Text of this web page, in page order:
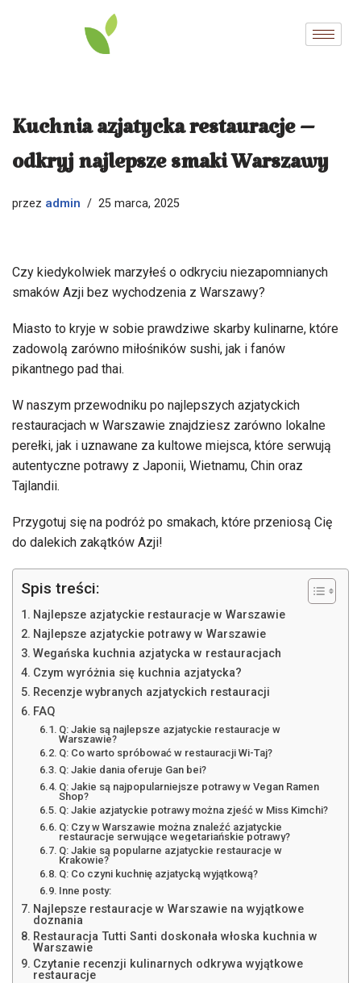
Kuchnia azjatycka restauracje –
odkryj najlepsze smaki Warszawy
przez admin 25 marca, 2025
Czy kiedykolwiek marzyłeś o odkryciu niezapomnianych
smaków Azji bez wychodzenia z Warszawy?
Miasto to kryje w sobie prawdziwe skarby kulinarne, które
zadowolą zarówno miłośników sushi, jak i fanów
pikantnego pad thai.
W naszym przewodniku po najlepszych azjatyckich
restauracjach w Warszawie znajdziesz zarówno lokalne
perełki, jak i uznawane za kultowe miejsca, które serwują
autentyczne potrawy z Japonii, Wietnamu, Chin oraz
Tajlandii.
Przygotuj się na podróż po smakach, które przeniosą Cię
do dalekich zakątków Azji!
Spis treści:
Najlepsze azjatyckie restauracje w Warszawie
Najlepsze azjatyckie potrawy w Warszawie
Wegańska kuchnia azjatycka w restauracjach
Czym wyróżnia się kuchnia azjatycka?
Recenzje wybranych azjatyckich restauracji
FAQ
Q: Jakie są najlepsze azjatyckie restauracje w
Warszawie?
Q: Co warto spróbować w restauracji Wi-Taj?
Q: Jakie dania oferuje Gan bei?
Q: Jakie są najpopularniejsze potrawy w Vegan Ramen
Shop?
Q: Jakie azjatyckie potrawy można zjeść w Miss Kimchi?
Q: Czy w Warszawie można znaleźć azjatyckie
restauracje serwujące wegetariańskie potrawy?
Q: Jakie są popularne azjatyckie restauracje w
Krakowie?
Q: Co czyni kuchnię azjatycką wyjątkową?
Inne posty:
Najlepsze restauracje w Warszawie na wyjątkowe
doznania
Restauracja Tutti Santi doskonała włoska kuchnia w
Warszawie
Czytanie recenzji kulinarnych odkrywa wyjątkowe
restauracje